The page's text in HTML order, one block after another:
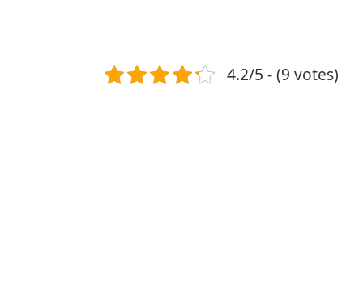
4.2/5 - (9 votes)